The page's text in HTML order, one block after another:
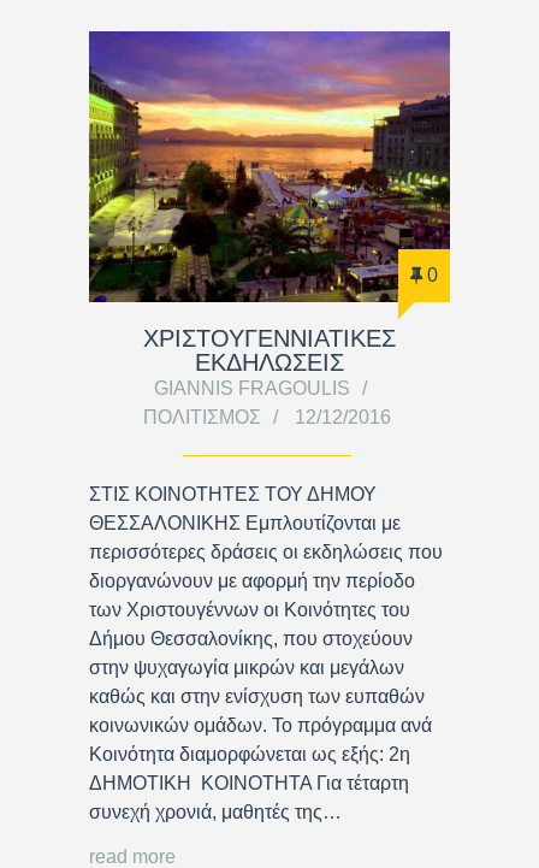
0
ΧΡΙΣΤΟΥΓΕΝΝΙΑΤΙΚΕΣ
ΕΚΔΗΛΩΣΕΙΣ
GIANNIS FRAGOULIS
ΠΟΛΙΤΙΣΜΌΣ
12/12/2016
ΣΤΙΣ ΚΟΙΝΟΤΗΤΕΣ ΤΟΥ ΔΗΜΟΥ
ΘΕΣΣΑΛΟΝΙΚΗΣ Εμπλουτίζονται με
περισσότερες δράσεις οι εκδηλώσεις που
διοργανώνουν με αφορμή την περίοδο
των Χριστουγέννων οι Κοινότητες του
Δήμου Θεσσαλονίκης, που στοχεύουν
στην ψυχαγωγία μικρών και μεγάλων
καθώς και στην ενίσχυση των ευπαθών
κοινωνικών ομάδων. Το πρόγραμμα ανά
Κοινότητα διαμορφώνεται ως εξής: 2η
ΔΗΜΟΤΙΚΗ ΚΟΙΝΟΤΗΤΑ Για τέταρτη
συνεχή χρονιά, μαθητές της…
read more